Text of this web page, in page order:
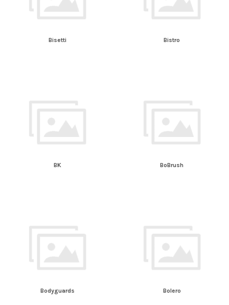
Bisetti Bistro
BK BoBrush
Bodyguards Bolero